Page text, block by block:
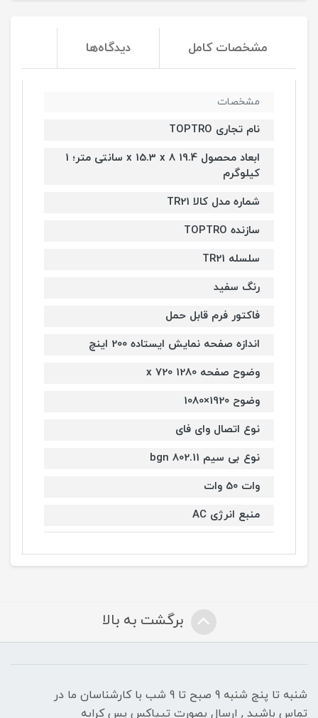
مشخصات کامل دیدگاه‌ها
مشخصات
نام تجاری TOPTRO
ابعاد محصول 19.4 x 15.3 x 8 سانتی متر؛ 1
کیلوگرم
شماره مدل کالا TR21
سازنده TOPTRO
سلسله TR21
رنگ سفید
فاکتور فرم قابل حمل
اندازه صفحه نمایش ایستاده 200 اینچ
وضوح صفحه 1280 x 720
وضوح 1920×1080
نوع اتصال وای فای
نوع بی سیم 802.11 bgn
وات 50 وات
منبع انرژی AC
برگشت به بالا
شنبه تا پنج شنبه 9 صبح تا 9 شب با کارشناسان ما در
تماس باشید , ارسال بصورت تیپاکس پس کرایه